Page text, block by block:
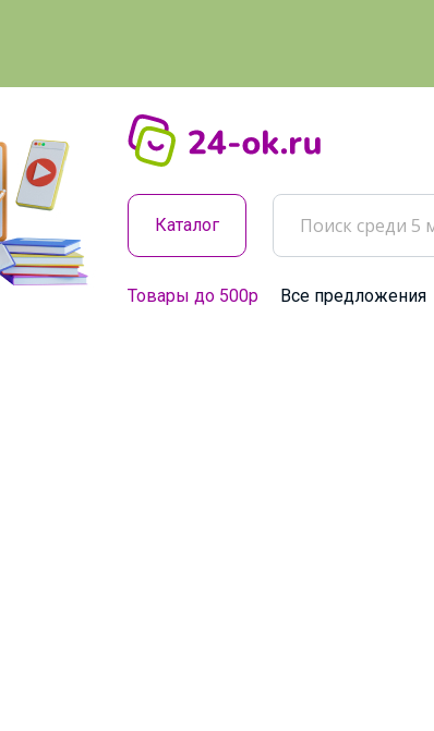
Каталог
Товары до 500р Все предложения